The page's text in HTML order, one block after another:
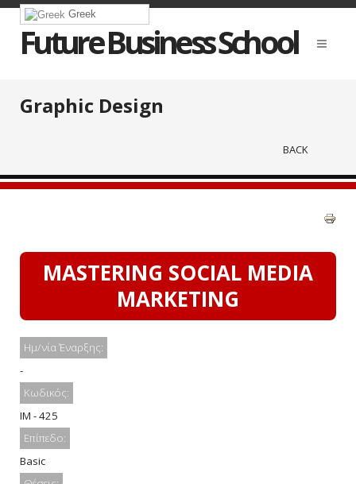
Greek
Future Business School
Graphic Design
BACK
MASTERING SOCIAL MEDIA
MARKETING
Ημ/νία Έναρξης:
-
Κωδικός:
IM - 425
Επίπεδο:
Basic